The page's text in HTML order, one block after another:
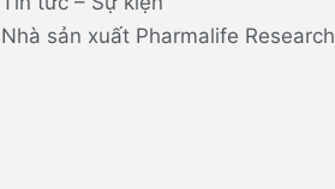
Nhà sản xuất Pharmalife Research